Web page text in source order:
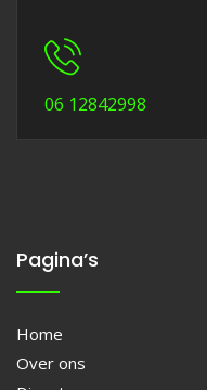
06 12842998
Pagina’s
Home
Over ons